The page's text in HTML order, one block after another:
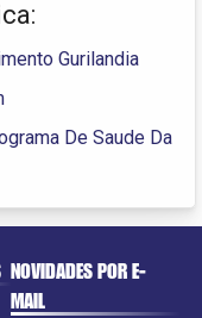
Gurilandia
De Saude Da
NOVIDADES POR E-
MAIL